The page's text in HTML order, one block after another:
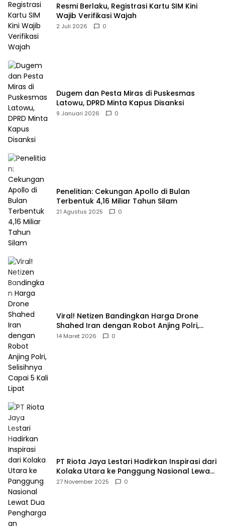
Resmi Berlaku, Registrasi Kartu SIM Kini
Wajib Verifikasi Wajah
2 Juli 2026 0
Dugem dan Pesta Miras di Puskesmas
Latowu, DPRD Minta Kapus Disanksi
9 Januari 2026 0
Penelitian: Cekungan Apollo di Bulan
Terbentuk 4,16 Miliar Tahun Silam
21 Agustus 2025 0
Viral! Netizen Bandingkan Harga Drone
Shahed Iran dengan Robot Anjing Polri,
Selisihnya Capai 5 Kali Lipat
14 Maret 2026 0
PT Riota Jaya Lestari Hadirkan Inspirasi dari
Kolaka Utara ke Panggung Nasional Lewat
Dua Penghargaan Bergengsi
27 November 2025 0